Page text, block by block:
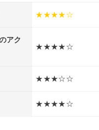
★★★★☆
アク
★★★★☆
★★★☆☆
★★★★☆